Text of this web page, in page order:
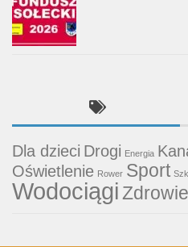
Dla dzieci Drogi Energia
Oświetlenie Rower Sport
WodociągiZdrowie